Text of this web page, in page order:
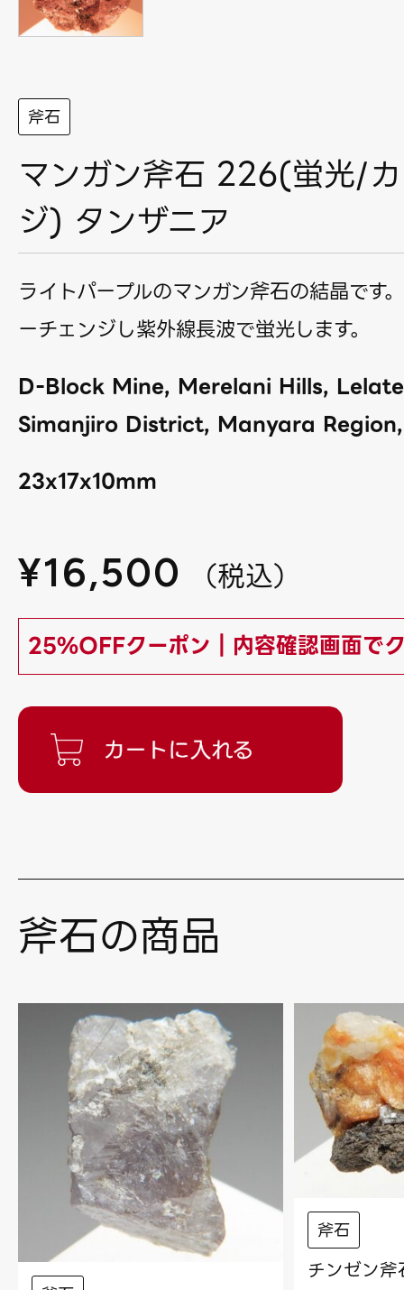
斧石
マンガン斧石 226(蛍光/
ジ) タンザニア
ライトパープルのマンガン斧石の結晶です
ーチェンジし紫外線長波で蛍光します。
D-Block Mine, Merelani Hills,
Simanjiro District, Manyara
23x17x10mm
¥16,500 （税込）
25%OFFクーポン｜内容確認画面で
斧石の商品
斧石
チンゼン